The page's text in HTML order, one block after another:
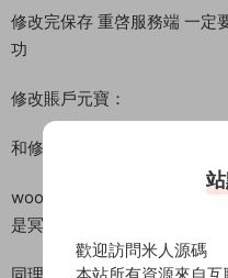
修改完保存 重啓服務端 一定
功
修改賬戶元寶：
和修改人物金币的表是同一
wood 是陰木 stone 是黑石
是冥糧 copper 銅錢 exploit
歡迎訪問米人源碼